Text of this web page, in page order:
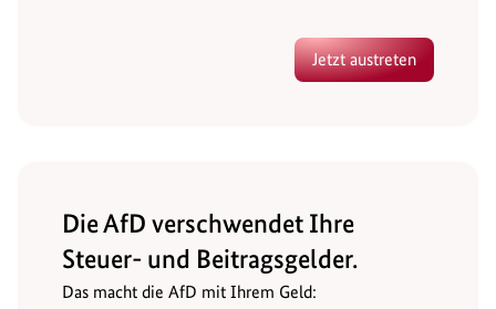
Jetzt austreten
Die AfD verschwendet Ihre
Steuer- und Beitragsgelder.
Das macht die AfD mit Ihrem Geld: